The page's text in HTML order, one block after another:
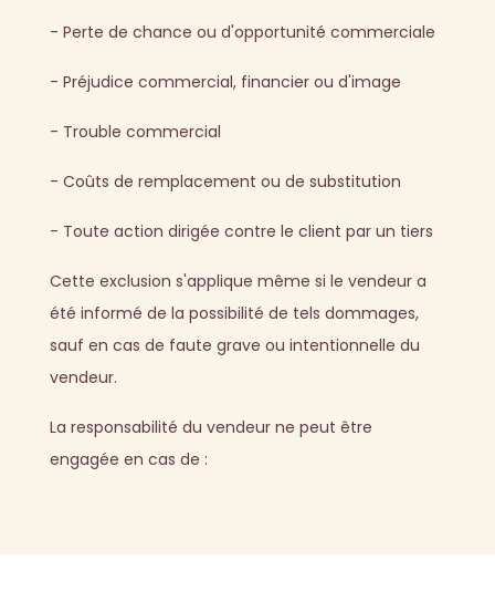
- Perte de chance ou d'opportunité commerciale
- Préjudice commercial, financier ou d'image
- Trouble commercial
- Coûts de remplacement ou de substitution
- Toute action dirigée contre le client par un tiers
Cette exclusion s'applique même si le vendeur a
été informé de la possibilité de tels dommages,
sauf en cas de faute grave ou intentionnelle du
vendeur.
La responsabilité du vendeur ne peut être
engagée en cas de :